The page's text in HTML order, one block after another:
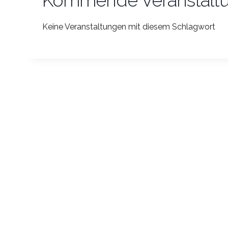
Keine Veranstaltungen mit diesem Schlagwort